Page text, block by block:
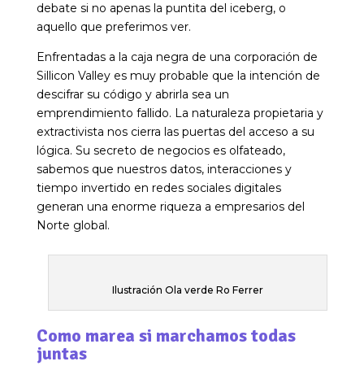
debate si no apenas la puntita del iceberg, o
aquello que preferimos ver.
Enfrentadas a la caja negra de una corporación de
Sillicon Valley es muy probable que la intención de
descifrar su código y abrirla sea un
emprendimiento fallido. La naturaleza propietaria y
extractivista nos cierra las puertas del acceso a su
lógica. Su secreto de negocios es olfateado,
sabemos que nuestros datos, interacciones y
tiempo invertido en redes sociales digitales
generan una enorme riqueza a empresarios del
Norte global.
Ilustración Ola verde Ro Ferrer
Como marea si marchamos todas
juntas